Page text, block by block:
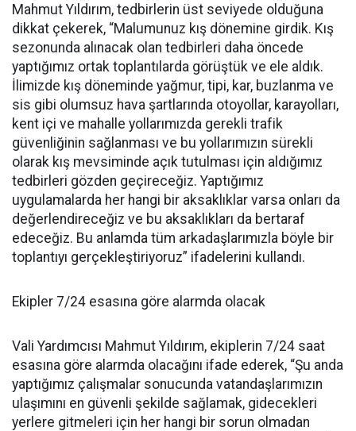
Mahmut Yıldırım, tedbirlerin üst seviyede olduğuna
dikkat çekerek, “Malumunuz kış dönemine girdik. Kış
sezonunda alınacak olan tedbirleri daha öncede
yaptığımız ortak toplantılarda görüştük ve ele aldık.
İlimizde kış döneminde yağmur, tipi, kar, buzlanma ve
sis gibi olumsuz hava şartlarında otoyollar, karayolları,
kent içi ve mahalle yollarımızda gerekli trafik
güvenliğinin sağlanması ve bu yollarımızın sürekli
olarak kış mevsiminde açık tutulması için aldığımız
tedbirleri gözden geçireceğiz. Yaptığımız
uygulamalarda her hangi bir aksaklıklar varsa onları da
değerlendireceğiz ve bu aksaklıkları da bertaraf
edeceğiz. Bu anlamda tüm arkadaşlarımızla böyle bir
toplantıyı gerçekleştiriyoruz” ifadelerini kullandı.
Ekipler 7/24 esasına göre alarmda olacak
Vali Yardımcısı Mahmut Yıldırım, ekiplerin 7/24 saat
esasına göre alarmda olacağını ifade ederek, “Şu anda
yaptığımız çalışmalar sonucunda vatandaşlarımızın
ulaşımını en güvenli şekilde sağlamak, gidecekleri
yerlere gitmeleri için her hangi bir sorun olmadan